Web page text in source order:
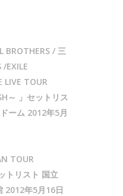
BROTHERS / 三
/EXILE
LIVE TOUR
～ 」セットリス
ーム 2012年5月
TOUR
トリスト 国立
2012年5月16日